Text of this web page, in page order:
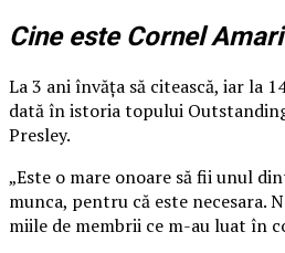
Cine este Cornel
La 3 ani învăţa să citească, iar la
dată în istoria topului
Presley.
„Este o mare onoare să fii unul
munca, pentru că este necesara.
miile de membrii ce m-au luat în